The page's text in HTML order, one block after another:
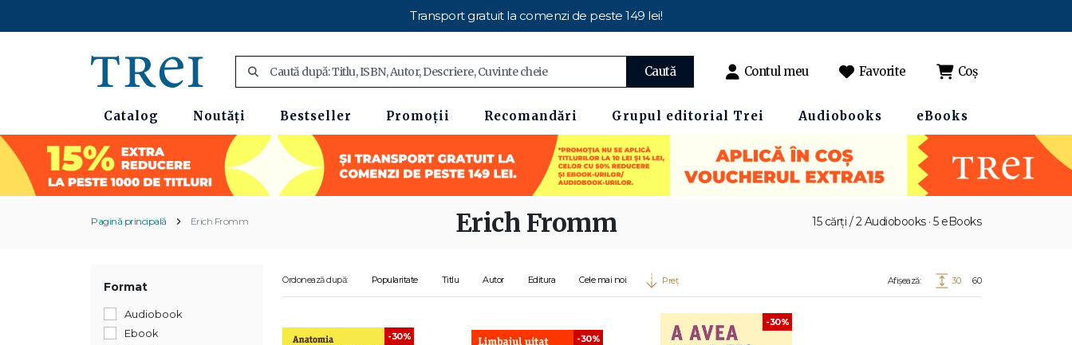
Transport gratuit la comenzi de peste 149 lei!
Caută Contul meu Favorite Coș
Catalog Noutăți Bestseller Promoții Recomandări Grupul editorial Trei Audiobooks eBooks
Pagină principală Erich Fromm 15 cărți / 2 Audiobooks · 5 eBooks
Erich Fromm
Format
Audiobook
Ebook
Ordonează după: Popularitate Titlu Autor Editura Cele mai noi Preț Afișează: 30 60
-30% -30%
-30%